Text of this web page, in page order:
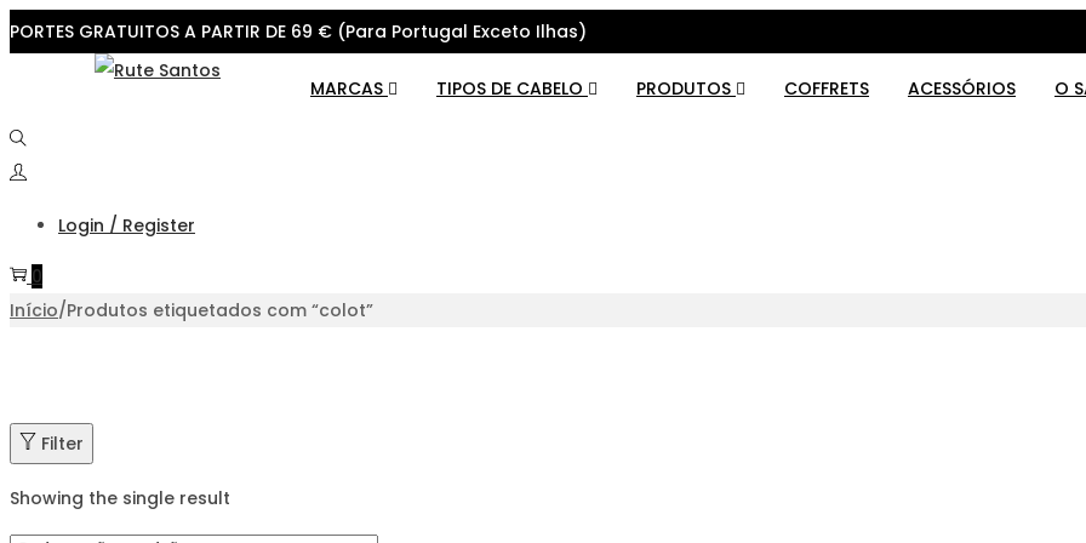
PORTES GRATUITOS A PARTIR DE 69 € (Para Portugal Exceto Ilhas)
navigation
content
MARCAS TIPOS DE CABELO PRODUTOS COFFRETS ACESSÓRIOS O
Login / Register
0
Início/Produtos etiquetados com “colot”
Filter
Showing the single result